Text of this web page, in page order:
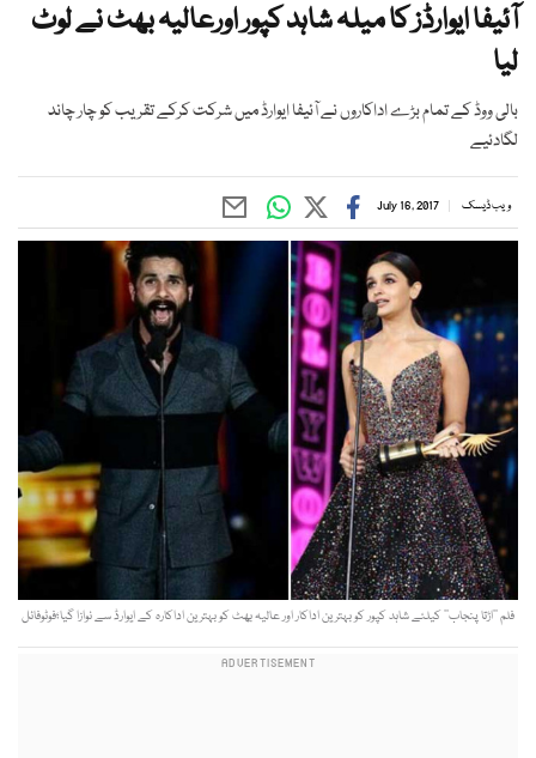
آئیفا ایوارڈز کا میلہ شاہد کپور اورعالیہ بھٹ نے لوٹ
لیا
بالی ووڈ کے تمام بڑے اداکاروں نے آئیفا ایوارڈ میں شرکت کرکے تقریب کو چار چاند
لگادئیے
ویب ڈیسک July 16, 2017
فلم ’’اڑتا پنجاب‘‘ کیلئے شاہد کپور کو بہترین اداکار اور عالیہ بھٹ کو بہترین اداکارہ کے ایوارڈ سے نوازا گیا؛فوٹوفائل